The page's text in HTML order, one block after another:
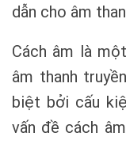
dẫn cho âm
Cách âm là
âm thanh
biệt bởi cấu
vấn đề cách